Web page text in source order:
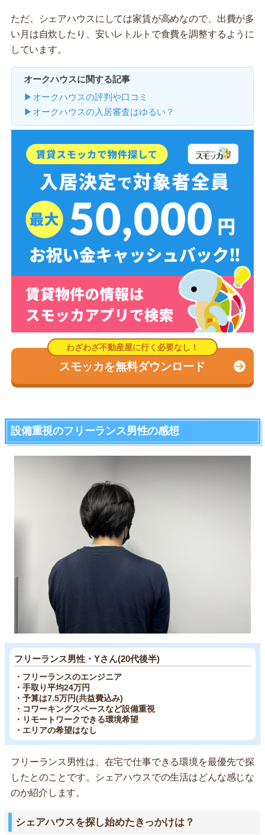
ただ、シェアハウスにしては家賃が高めなので、出費が多
い月は自炊したり、安いレトルトで食費を調整するように
しています。
オークハウスに関する記事
▶オークハウスの評判や口コミ
▶オークハウスの入居審査はゆるい？
スモッカを無料ダウンロード
設備重視のフリーランス男性の感想
フリーランス男性・Yさん(20代後半)
・フリーランスのエンジニア
・手取り平均24万円
・予算は7.5万円(共益費込み)
・コワーキングスペースなど設備重視
・リモートワークできる環境希望
・エリアの希望はなし
フリーランス男性は、在宅で仕事できる環境を最優先で探
したとのことです。シェアハウスでの生活はどんな感じな
のか紹介します。
シェアハウスを探し始めたきっかけは？